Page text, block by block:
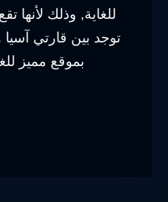
للغاية, وذلك لأنها
توجد بين قارتي
بموقع مميز